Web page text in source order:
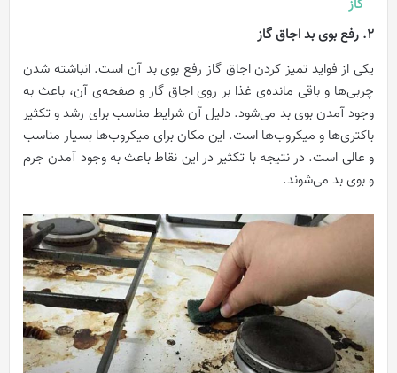
2. رفع بوی بد اجاق‌ گاز
یکی از فواید تميز کردن اجاق‌ گاز رفع بوی بد آن است. انباشته شدن
چربی‌ها و باقی مانده‌ی غذا بر روی اجاق‌ گاز و صفحه‌ی آن، باعث به
وجود آمدن بوی بد می‌شود. دلیل آن شرایط مناسب برای رشد و تکثیر
باکتری‌ها و میکروب‌ها است. این مکان برای میکروب‌ها بسیار مناسب
و عالی است. در نتيجه با تکثیر در این نقاط باعث به وجود آمدن جرم
و بوی بد می‌شوند.